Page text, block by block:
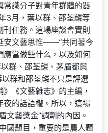
常識分子對青年群體的器
3月，葉以群、邵荃麟等
任務。這場座談會實則
安文藝思惟——“共同著今
應當做些什么，以及如何
群、邵荃麟、茅盾都與
群和邵荃麟不只是評選
《文藝雜志》的主編，
夜的話語權。所以，這場
文藝獎金”調劑的內因。
國題目，重要的是農人題